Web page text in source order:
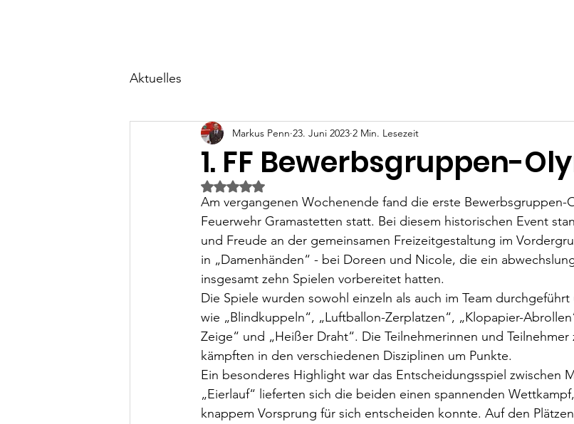
Aktuelles
1. FF Bewerbsgruppen-
Markus Penn 23. Juni 2023 2 Min. Lesezeit
Mit NaN von 5 Sternen bewertet.
Am vergangenen Wochenende fand die erste Bewerbsgruppen-
Feuerwehr Gramastetten statt. Bei diesem historischen Event
und Freude an der gemeinsamen Freizeitgestaltung im
in „Damenhänden“ - bei Doreen und Nicole, die ein
insgesamt zehn Spielen vorbereitet hatten.
Die Spiele wurden sowohl einzeln als auch im Team
wie „Blindkuppeln“, „Luftballon-Zerplatzen“, „Klopapier-
Zeige“ und „Heißer Draht“. Die Teilnehmerinnen und
kämpften in den verschiedenen Disziplinen um Punkte.
Ein besonderes Highlight war das Entscheidungsspiel zwischen
„Eierlauf“ lieferten sich die beiden einen spannenden
knappem Vorsprung für sich entscheiden konnte. Auf den